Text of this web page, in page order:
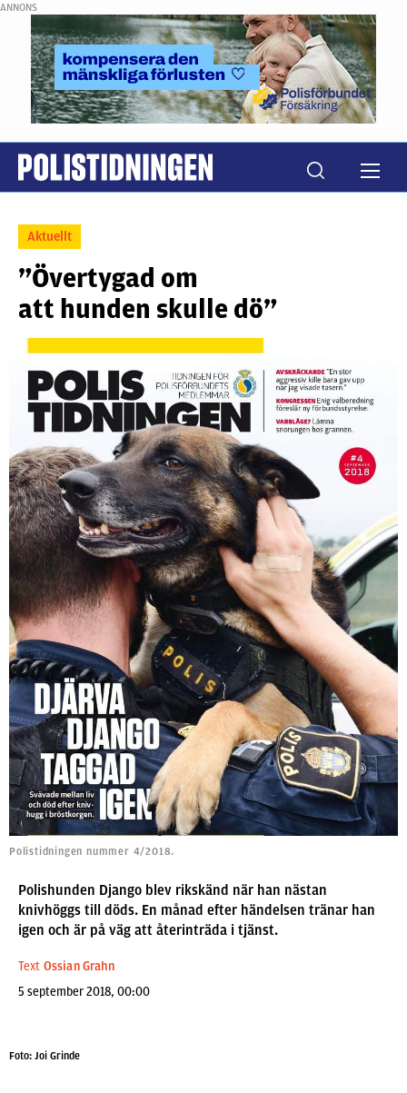
ANNONS
Aktuellt
”Övertygad om
att hunden skulle dö”
Polistidningen nummer 4/2018.
Polishunden Django blev rikskänd när han nästan
knivhöggs till döds. En månad efter händelsen tränar han
igen och är på väg att återinträda i tjänst.
Text Ossian Grahn
5 september 2018, 00:00
Foto: Joi Grinde